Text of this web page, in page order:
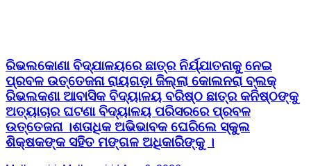
ରିଭଲକୋଣା ବିଦ୍ଯାଳୟରେ ଛାତ୍ର ନିର୍ଯ୍ଯାତନାକୁ ନେଇ
ପ୍ରବଳ ଉତ୍ତେଜନା ରାୟଗଡ଼ା ଜିଲ୍ଲା କୋଲନରା ବ୍ଲକ୍
ରିଭଲକଣା ଆବାସିକ ବିଦ୍ୟାଳୟ ବରିଷ୍ଠ ଛାତ୍ର କନିଷ୍ଠଙ୍କୁ
ଅତ୍ୟାଚାର ଘଟଣା ବିଦ୍ୟାଳୟ ପରିସରରେ ପ୍ରବଳ
ଉତ୍ତେଜନା ।ଶତାଧିକ ଅଭିଭାବକ ଘେରିଲେ ସ୍କୁଲ
ଶିକ୍ଷକଙ୍କ ସହିତ ମଙ୍ଗଳ ଅଧିକାରିଙ୍କୁ ।